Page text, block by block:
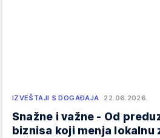
IZVEŠTAJI S DOGAĐAJA 22.06.2026.
Snažne i važne - Od
biznisa koji menja lokalnu